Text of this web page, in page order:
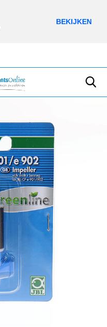
BEKIJKEN